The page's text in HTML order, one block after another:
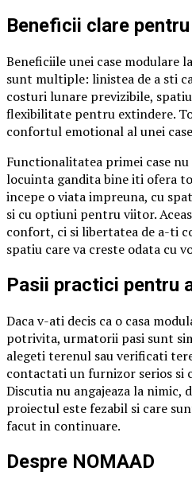
Beneficii clare
Beneficiile unei case modulare
sunt multiple: linistea de a sti
costuri lunare previzibile,
flexibilitate pentru extindere.
confortul emotional al unei
Functionalitatea primei case
locuinta gandita bine iti ofera
incepe o viata impreuna, cu
si cu optiuni pentru viitor.
confort, ci si libertatea de a-ti
spatiu care va creste odata cu
Pasii practici pentru
Daca v-ati decis ca o casa
potrivita, urmatorii pasi sunt
alegeti terenul sau verificati
contactati un furnizor serios si
Discutia nu angajeaza la nimic,
proiectul este fezabil si care
facut in continuare.
Despre NOMAAD